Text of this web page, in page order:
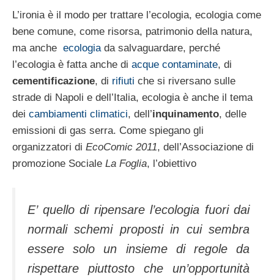
L’ironia è il modo per trattare l’ecologia, ecologia come
bene comune, come risorsa, patrimonio della natura,
ma anche ecologiada salvaguardare, perché
l’ecologia è fatta anche di acque contaminate, di
cementificazione, di rifiuti che si riversano sulle
strade di Napoli e dell’Italia, ecologia è anche il tema
dei cambiamenti climatici, dell’inquinamento, delle
emissioni di gas serra. Come spiegano gli
organizzatori di EcoComic 2011, dell’Associazione di
promozione Sociale La Foglia, l’obiettivo
E’ quello di ripensare l’ecologia fuori dai
normali schemi proposti in cui sembra
essere solo un insieme di regole da
rispettare piuttosto che un’opportunità